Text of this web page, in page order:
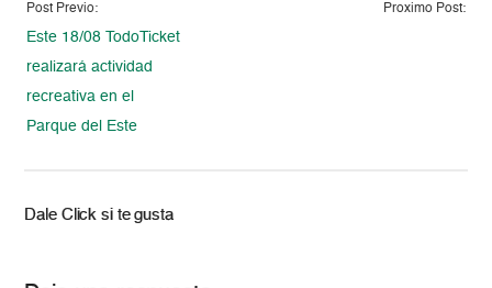
Post Previo:
Este 18/08 TodoTicket
realizará actividad
recreativa en el
Parque del Este
Proximo Post:
Dale Click si te gusta